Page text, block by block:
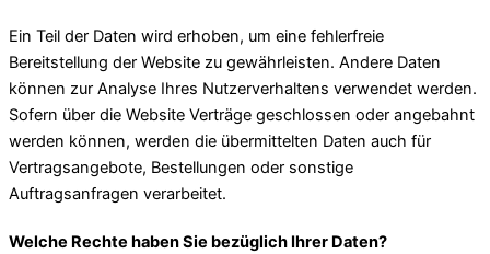
Ein Teil der Daten wird erhoben, um eine fehlerfreie
Bereitstellung der Website zu gewährleisten. Andere Daten
können zur Analyse Ihres Nutzerverhaltens verwendet werden.
Sofern über die Website Verträge geschlossen oder angebahnt
werden können, werden die übermittelten Daten auch für
Vertragsangebote, Bestellungen oder sonstige
Auftragsanfragen verarbeitet.
Welche Rechte haben Sie bezüglich Ihrer Daten?